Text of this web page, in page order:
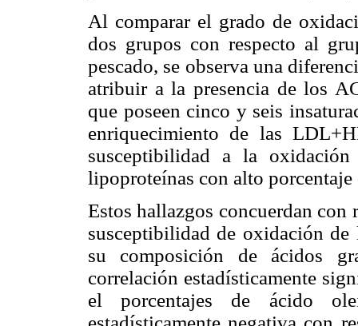
Al comparar el grado de
dos grupos con respecto al
pescado, se observa una
atribuir a la presencia de los
que poseen cinco y seis
enriquecimiento de las
susceptibilidad a la
lipoproteínas con alto
Estos hallazgos concuerdan
susceptibilidad de oxidación
su composición de ácidos
correlación estadísticamente
el porcentajes de ácido